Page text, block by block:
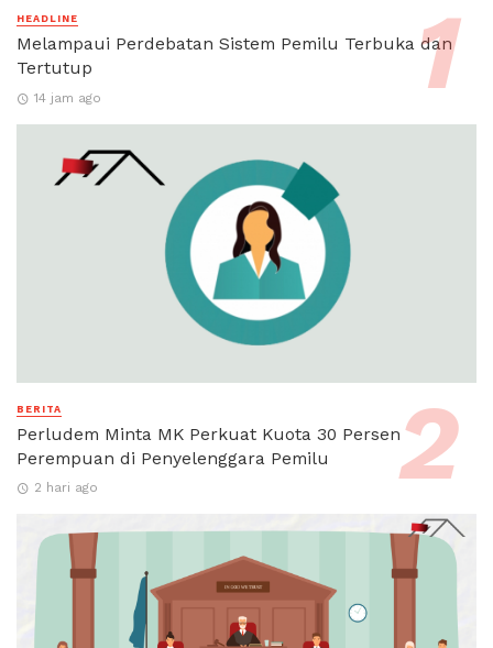
HEADLINE
Melampaui Perdebatan Sistem Pemilu Terbuka dan
Tertutup
14 jam ago
BERITA
Perludem Minta MK Perkuat Kuota 30 Persen
Perempuan di Penyelenggara Pemilu
2 hari ago